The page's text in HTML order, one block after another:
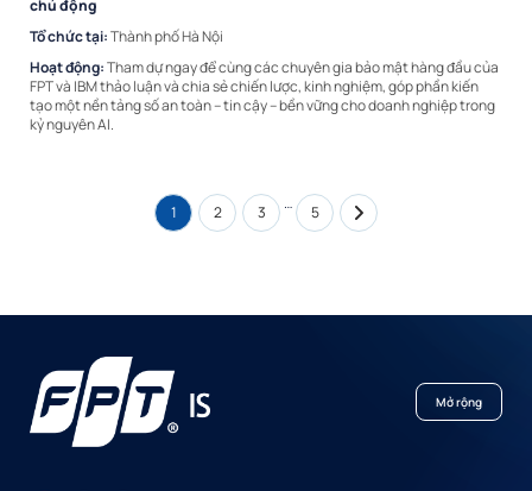
chủ động
Tổ chức tại:Thành phố Hà Nội
Hoạt động:Tham dự ngay để cùng các chuyên gia bảo mật hàng đầu của
FPT và IBM thảo luận và chia sẻ chiến lược, kinh nghiệm, góp phần kiến
tạo một nền tảng số an toàn – tin cậy – bền vững cho doanh nghiệp trong
kỷ nguyên AI.
1 2 3 … 5
Mở rộng